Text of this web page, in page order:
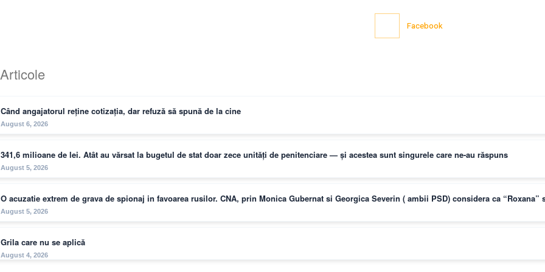
Facebook
Articole
Când angajatorul reține cotizația, dar refuză să spună de la cine
August 6, 2026
341,6 milioane de lei. Atât au vărsat la bugetul de stat doar zece unități de penitenciare — și acestea sunt singurele care ne-au răspuns
August 5, 2026
O acuzatie extrem de grava de spionaj in favoarea rusilor. CNA, prin Monica Gubernat si Georgica Severin ( ambii PSD) considera ca “Roxana”
August 5, 2026
Grila care nu se aplică
August 4, 2026